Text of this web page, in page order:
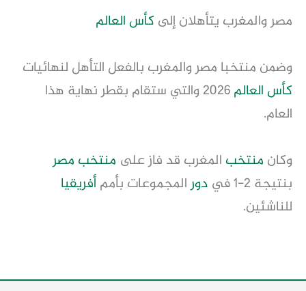
مصر والمغرب يتأهلان إلىكأس العالم
وضمن منتخبا مصر والمغرب بالفعل التأهل لنهائيات
كأس العالم
2026 والتي ستقام بقطر نهاية هذا
العام.
وكان منتخب المغرب قد فاز على منتخب مصر
بنتيجة 2-1 في
دورالمجموعات بأممأفريقيا
للناشئين.